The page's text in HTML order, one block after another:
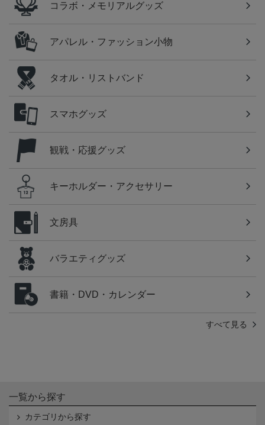
コラボ・メモリアルグッズ
アパレル・ファッション小物
タオル・リストバンド
スマホグッズ
観戦・応援グッズ
キーホルダー・アクセサリー
文房具
バラエティグッズ
書籍・DVD・カレンダー
すべて見る
一覧から探す
カテゴリから探す